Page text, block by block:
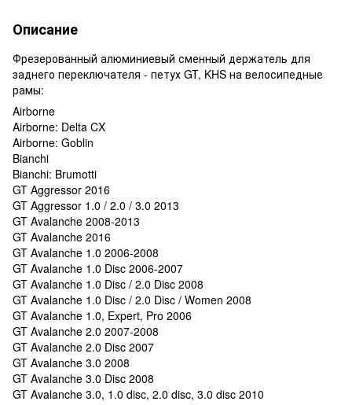
Описание
Фрезерованный алюминиевый сменный держатель для
заднего переключателя - петух GT, KHS на велосипедные
рамы:
Airborne
Airborne: Delta CX
Airborne: Goblin
Bianchi
Bianchi: Brumotti
GT Aggressor 2016
GT Aggressor 1.0 / 2.0 / 3.0 2013
GT Avalanche 2008-2013
GT Avalanche 2016
GT Avalanche 1.0 2006-2008
GT Avalanche 1.0 Disc 2006-2007
GT Avalanche 1.0 Disc / 2.0 Disc 2008
GT Avalanche 1.0 Disc / 2.0 Disc / Women 2008
GT Avalanche 1.0, Expert, Pro 2006
GT Avalanche 2.0 2007-2008
GT Avalanche 2.0 Disc 2007
GT Avalanche 3.0 2008
GT Avalanche 3.0 Disc 2008
GT Avalanche 3.0, 1.0 disc, 2.0 disc, 3.0 disc 2010